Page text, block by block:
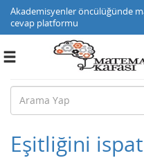
Akademisyenler öncülüğünde
cevap platformu
Toggle
Eşitliğini